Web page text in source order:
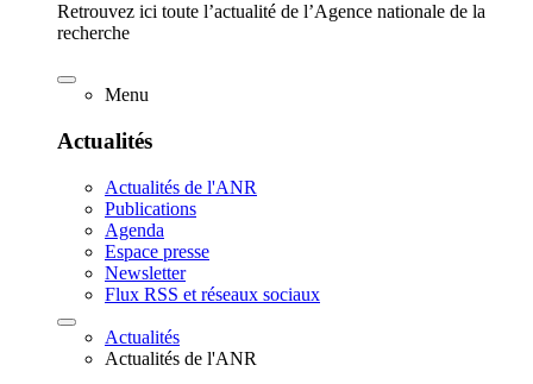
Retrouvez ici toute l’actualité de l’Agence nationale de la
recherche
Menu
Actualités
Actualités de l'ANR
Publications
Agenda
Espace presse
Newsletter
Flux RSS et réseaux sociaux
Actualités
Actualités de l'ANR